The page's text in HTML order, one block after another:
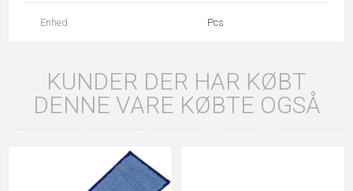
Enhed Pcs
KUNDER DER HAR KØBT
DENNE VARE KØBTE OGSÅ